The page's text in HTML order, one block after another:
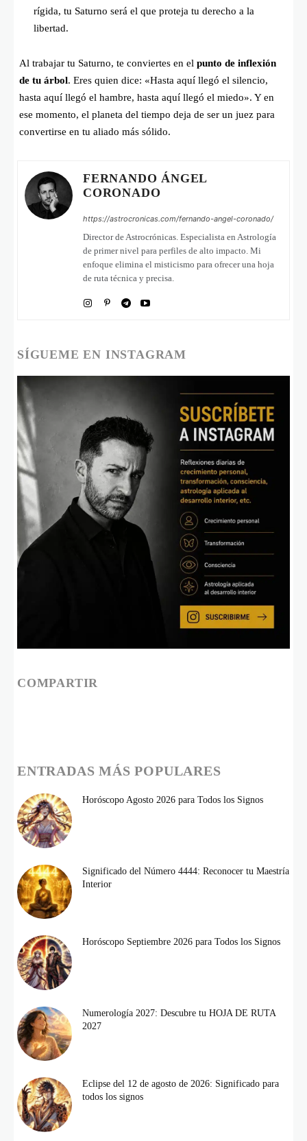
rígida, tu Saturno será el que proteja tu derecho a la
libertad.
Al trabajar tu Saturno, te conviertes en el punto de inflexión
de tu árbol. Eres quien dice: «Hasta aquí llegó el silencio,
hasta aquí llegó el hambre, hasta aquí llegó el miedo». Y en
ese momento, el planeta del tiempo deja de ser un juez para
convertirse en tu aliado más sólido.
FERNANDO ÁNGEL
CORONADO
https://astrocronicas.com/fernando-angel-coronado/
Director de Astrocrónicas. Especialista en Astrología
de primer nivel para perfiles de alto impacto. Mi
enfoque elimina el misticismo para ofrecer una hoja
de ruta técnica y precisa.
SÍGUEME EN INSTAGRAM
COMPARTIR
ENTRADAS MÁS POPULARES
Horóscopo Agosto 2026 para Todos los Signos
Significado del Número 4444: Reconocer tu Maestría
Interior
Horóscopo Septiembre 2026 para Todos los Signos
Numerología 2027: Descubre tu HOJA DE RUTA
2027
Eclipse del 12 de agosto de 2026: Significado para
todos los signos